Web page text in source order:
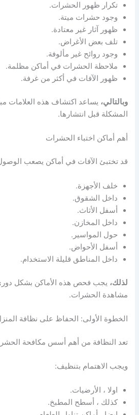
تكرار ظهور الحشرات.
وجود حشرات ميتة.
ظهور آثار غير معتادة.
تلف بعض الأغراض.
وجود روائح غير مألوفة.
ملاحظة الحشرات في أماكن مظلمة.
ظهور الآفات في أكثر من غرفة.
وبالتالي، يساعد اكتشاف هذه العلامات
المشكلة قبل انتشارها.
أهم أماكن اختباء الحشرات
قد تختبئ الآفات في أماكن يصعب الوصول
خلف الأجهزة.
داخل الشقوق.
أسفل الأثاث.
داخل المخازن.
حول المواسير.
أسفل الأحواض.
داخل المناطق قليلة الاستخدام.
لذلك، يجب فحص هذه الأماكن بشكل
مشاهدة الحشرات.
الخطوة الأولى: الحفاظ على نظافة
تعد النظافة من أهم أسس مكافحة
ويجب الاهتمام بتنظيف:
اولا ، الأرضيات.
كذلك ، أسطح المطبخ.